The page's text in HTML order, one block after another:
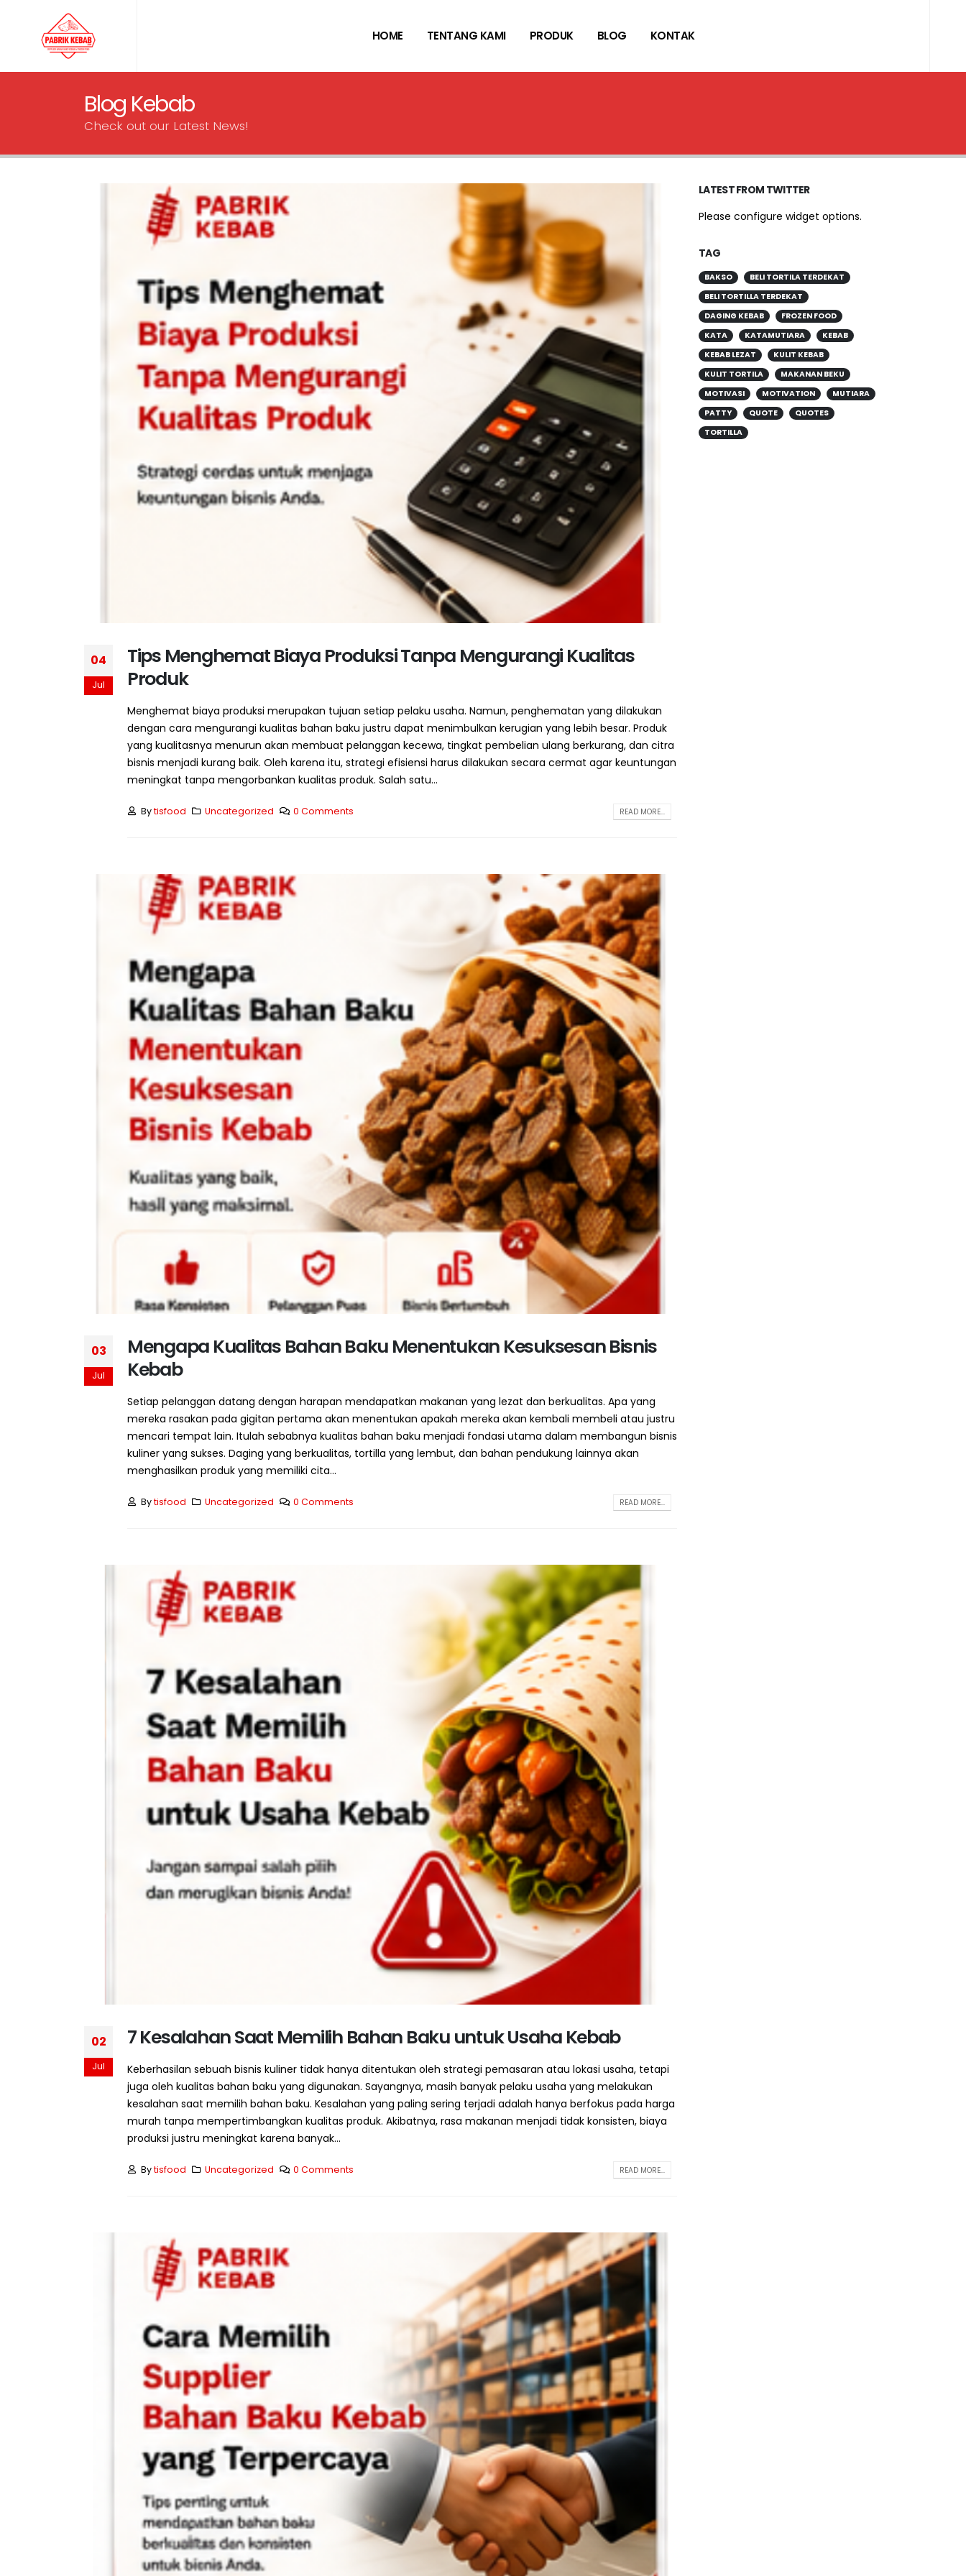
HOME TENTANG KAMI PRODUK BLOG KONTAK
Blog Kebab
Check out our Latest News!
04
Jul
Tips Menghemat Biaya Produksi Tanpa Mengurangi Kualitas
Produk
Menghemat biaya produksi merupakan tujuan setiap pelaku usaha. Namun, penghematan yang dilakukan
dengan cara mengurangi kualitas bahan baku justru dapat menimbulkan kerugian yang lebih besar. Produk
yang kualitasnya menurun akan membuat pelanggan kecewa, tingkat pembelian ulang berkurang, dan citra
bisnis menjadi kurang baik. Oleh karena itu, strategi efisiensi harus dilakukan secara cermat agar keuntungan
meningkat tanpa mengorbankan kualitas produk. Salah satu...
Bytisfood Uncategorized 0 Comments READ MORE...
03
Jul
Mengapa Kualitas Bahan Baku Menentukan Kesuksesan Bisnis
Kebab
Setiap pelanggan datang dengan harapan mendapatkan makanan yang lezat dan berkualitas. Apa yang
mereka rasakan pada gigitan pertama akan menentukan apakah mereka akan kembali membeli atau justru
mencari tempat lain. Itulah sebabnya kualitas bahan baku menjadi fondasi utama dalam membangun bisnis
kuliner yang sukses. Daging yang berkualitas, tortilla yang lembut, dan bahan pendukung lainnya akan
menghasilkan produk yang memiliki cita...
Bytisfood Uncategorized 0 Comments READ MORE...
02
Jul
7 Kesalahan Saat Memilih Bahan Baku untuk Usaha Kebab
Keberhasilan sebuah bisnis kuliner tidak hanya ditentukan oleh strategi pemasaran atau lokasi usaha, tetapi
juga oleh kualitas bahan baku yang digunakan. Sayangnya, masih banyak pelaku usaha yang melakukan
kesalahan saat memilih bahan baku. Kesalahan yang paling sering terjadi adalah hanya berfokus pada harga
murah tanpa mempertimbangkan kualitas produk. Akibatnya, rasa makanan menjadi tidak konsisten, biaya
produksi justru meningkat karena banyak...
Bytisfood Uncategorized 0 Comments READ MORE...
LATEST FROM TWITTER
Please configure widget options.
TAG
BAKSO
BELI TORTILA TERDEKAT
BELI TORTILLA TERDEKAT
DAGING KEBAB
FROZEN FOOD
KATA
KATAMUTIARA
KEBAB
KEBAB LEZAT
KULIT KEBAB
KULIT TORTILA
MAKANAN BEKU
MOTIVASI
MOTIVATION
MUTIARA
PATTY
QUOTE
QUOTES
TORTILLA